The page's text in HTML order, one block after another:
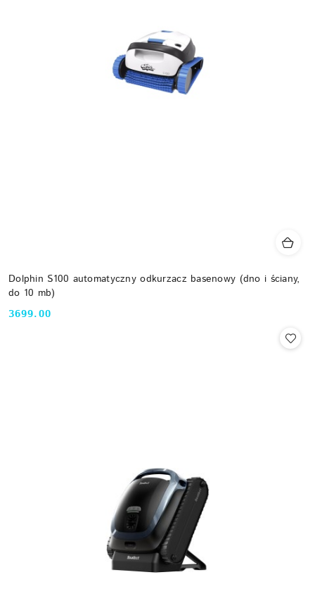
Dolphin S100 automatyczny odkurzacz basenowy (dno i ściany,
do 10 mb)
Cena:
3699.00